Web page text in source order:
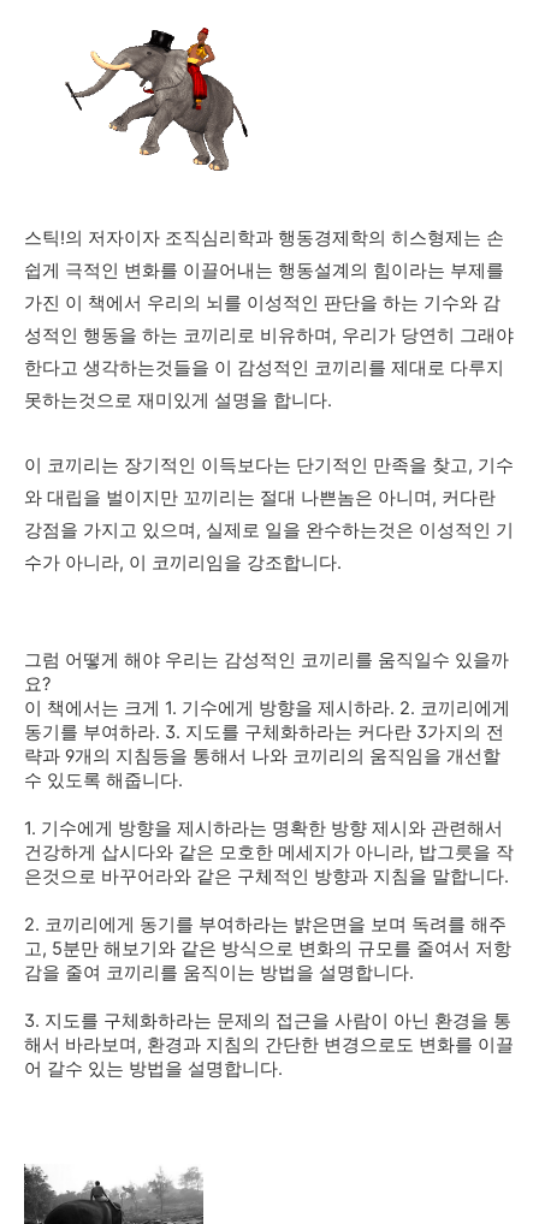
스틱!의 저자이자 조직심리학과 행동경제학의 히스형제는 손
쉽게 극적인 변화를 이끌어내는 행동설계의 힘이라는 부제를
가진 이 책에서 우리의 뇌를 이성적인 판단을 하는 기수와 감
성적인 행동을 하는 코끼리로 비유하며, 우리가 당연히 그래야
한다고 생각하는것들을 이 감성적인 코끼리를 제대로 다루지
못하는것으로 재미있게 설명을 합니다.
이 코끼리는 장기적인 이득보다는 단기적인 만족을 찾고, 기수
와 대립을 벌이지만 꼬끼리는 절대 나쁜놈은 아니며, 커다란
강점을 가지고 있으며, 실제로 일을 완수하는것은 이성적인 기
수가 아니라, 이 코끼리임을 강조합니다.
그럼 어떻게 해야 우리는 감성적인 코끼리를 움직일수 있을까
요?
이 책에서는 크게 1. 기수에게 방향을 제시하라. 2. 코끼리에게
동기를 부여하라. 3. 지도를 구체화하라는 커다란 3가지의 전
략과 9개의 지침등을 통해서 나와 코끼리의 움직임을 개선할
수 있도록 해줍니다.
1. 기수에게 방향을 제시하라는 명확한 방향 제시와 관련해서
건강하게 삽시다와 같은 모호한 메세지가 아니라, 밥그릇을 작
은것으로 바꾸어라와 같은 구체적인 방향과 지침을 말합니다.
2. 코끼리에게 동기를 부여하라는 밝은면을 보며 독려를 해주
고, 5분만 해보기와 같은 방식으로 변화의 규모를 줄여서 저항
감을 줄여 코끼리를 움직이는 방법을 설명합니다.
3. 지도를 구체화하라는 문제의 접근을 사람이 아닌 환경을 통
해서 바라보며, 환경과 지침의 간단한 변경으로도 변화를 이끌
어 갈수 있는 방법을 설명합니다.